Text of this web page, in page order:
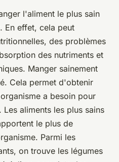
l'aliment le plus sain
En effet, cela peut
des problèmes
des nutriments et
Manger sainement
Cela permet d'obtenir
a besoin pour
aliments les plus sains
le plus de
Parmi les
on trouve les légumes